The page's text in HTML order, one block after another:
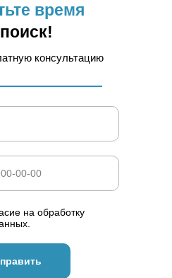
консультацию
время
на обработку